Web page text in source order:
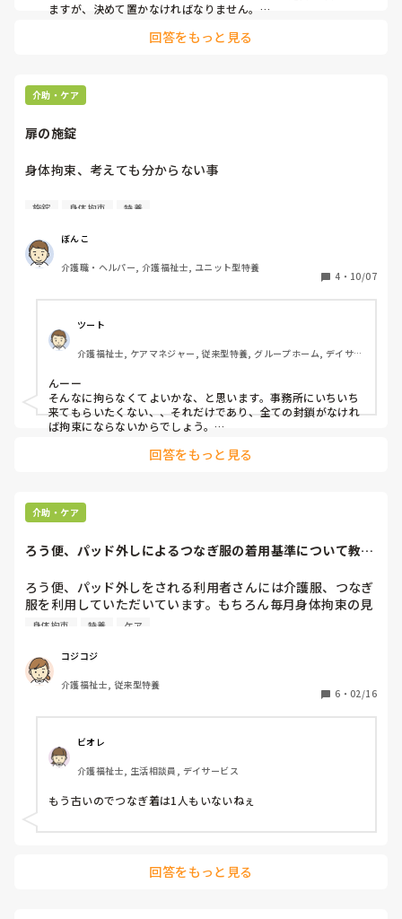
ってもらいたいとの思いがあります。ただ、実際にはパソコ
だけのような気持ちもあります。
ば、幸いです。
ますが、決めて置かなければなりません。
る間は外しましょう。等。又、その1分1秒でも外した時はどう
だったのか？と言う記録があるから、先に外せる方法を議論で
が、その作業の先に、未来で外せる最短を見つけれる。と言う
考え方もありますよね。
人間の記憶なんて曖昧ですから。もう一つは、解除して、何か
なりますしね。
『この時間落ち着いてたので、外しました。と言うよりは、14
日の間12日間は、この時間落ち着いてました。』と書式で説明
するのとでは説得力が違います。
後は、家族が乗り気で拘束許可したけど、解除して転倒した場
合、何で拘束はずしたの？って詰められるケースもあります。
回答をもっと見る
介助・ケア
扉の施錠
身体拘束、考えても分からない事
居室に施錠はNG→分かる
介護棟と事務棟の扉の施錠はOK→分からん
詳しい人教えて
施錠 身体拘束 特養
ぼんこ
介護職・ヘルパー, 介護福祉士, ユニット型特養
4 ・ 10/07
ツート
介護福祉士, ケアマネジャー, 従来型特養, グループホーム, デイサー
んーー
そんなに拘らなくてよいかな、と思います。事務所にいちいち
来てもらいたくない、、それだけであり、全ての封鎖がなけれ
ば拘束にならないからでしょう。
かれに入って欲しくない、のが普通です。
回答をもっと見る
介助・ケア
ろう便、パッド外しによるつなぎ服の着用基準について教え
ろう便、パッド外しをされる利用者さんには介護服、つなぎ
服を利用していただいています。もちろん毎月身体拘束の見
直しをしています。
性1人、男性1人使っていただいています。
みなさんの職場では介護服は使用されていますか？
着用にあたる基準や、廃止する時の目安など教えていただけ
たらと思います。
ご回答よろしくお願いいたします。
身体拘束 特養 ケア
コジコジ
介護福祉士, 従来型特養
6 ・ 02/16
ビオレ
介護福祉士, 生活相談員, デイサービス
もう古いのでつなぎ着は1人もいないねぇ
回答をもっと見る